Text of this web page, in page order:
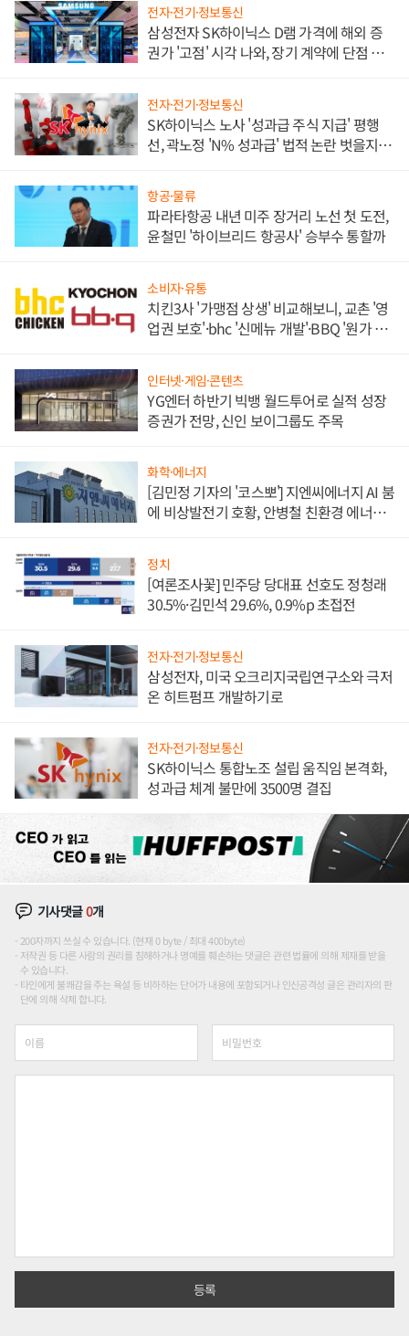
전자·전기·정보통신
삼성전자 SK하이닉스 D램 가격에 해외 증
권가 '고점' 시각 나와, 장기 계약에 단점 부
전자·전기·정보통신
SK하이닉스 노사 '성과급 주식 지급' 평행
선, 곽노정 'N% 성과급' 법적 논란 벗을지 주
항공·물류
파라타항공 내년 미주 장거리 노선 첫 도전,
윤철민 '하이브리드 항공사' 승부수 통할까
소비자·유통
치킨3사 '가맹점 상생' 비교해보니, 교촌 '영
업권 보호'·bhc '신메뉴 개발'·BBQ '원가 부
인터넷·게임·콘텐츠
YG엔터 하반기 빅뱅 월드투어로 실적 성장
증권가 전망, 신인 보이그룹도 주목
화학·에너지
[김민정 기자의 '코스뽀'] 지엔씨에너지 AI 붐
에 비상발전기 호황, 안병철 친환경 에너지
정치
[여론조사꽃] 민주당 당대표 선호도 정청래
30.5%·김민석 29.6%, 0.9%p 초접전
전자·전기·정보통신
삼성전자, 미국 오크리지국립연구소와 극저
온 히트펌프 개발하기로
전자·전기·정보통신
SK하이닉스 통합노조 설립 움직임 본격화,
성과급 체계 불만에 3500명 결집
기사댓글0개
200자까지 쓰실 수 있습니다. (현재 0 byte / 최대 400byte)
저작권 등 다른 사람의 권리를 침해하거나 명예를 훼손하는 댓글은 관련 법률에 의해 제재를 받을
수 있습니다.
타인에게 불쾌감을 주는 욕설 등 비하하는 단어가 내용에 포함되거나 인신공격성 글은 관리자의 판
단에 의해 삭제 합니다.